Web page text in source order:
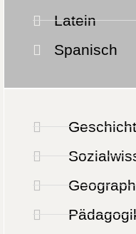
Latein
Spanisch